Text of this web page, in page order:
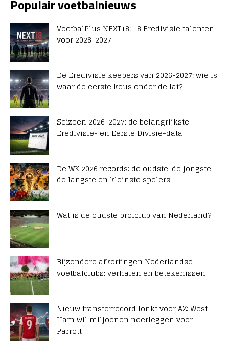
Populair voetbalnieuws
VoetbalPlus NEXT18: 18 Eredivisie talenten
voor 2026-2027
De Eredivisie keepers van 2026-2027: wie is
waar de eerste keus onder de lat?
Seizoen 2026-2027: de belangrijkste
Eredivisie- en Eerste Divisie-data
De WK 2026 records: de oudste, de jongste,
de langste en kleinste spelers
Wat is de oudste profclub van Nederland?
Bijzondere afkortingen Nederlandse
voetbalclubs: verhalen en betekenissen
Nieuw transferrecord lonkt voor AZ: West
Ham wil miljoenen neerleggen voor
Parrott